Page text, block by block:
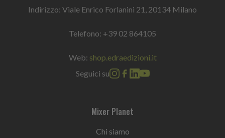
Indirizzo: Viale Enrico Forlanini 21, 20134 Milano
Telefono: +39 02 864105
Web: shop.edraedizioni.it
Seguici su
Mixer Planet
Chi siamo